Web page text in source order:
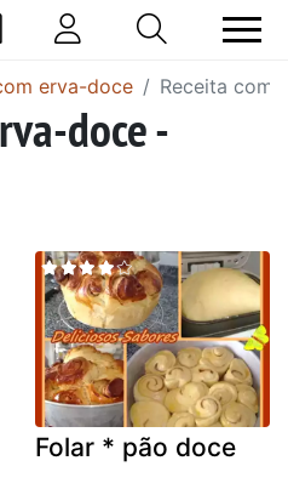
erva-doce Receita com
doce -
Folar * pão doce